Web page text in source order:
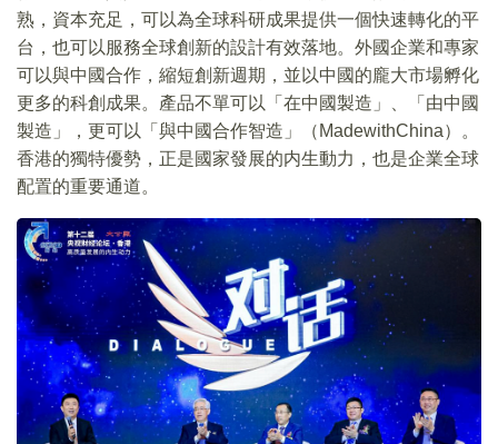
熟，資本充足，可以為全球科研成果提供一個快速轉化的平
台，也可以服務全球創新的設計有效落地。外國企業和專家
可以與中國合作，縮短創新週期，並以中國的龐大市場孵化
更多的科創成果。產品不單可以「在中國製造」、「由中國
製造」，更可以「與中國合作智造」（MadewithChina）。
香港的獨特優勢，正是國家發展的内生動力，也是企業全球
配置的重要通道。